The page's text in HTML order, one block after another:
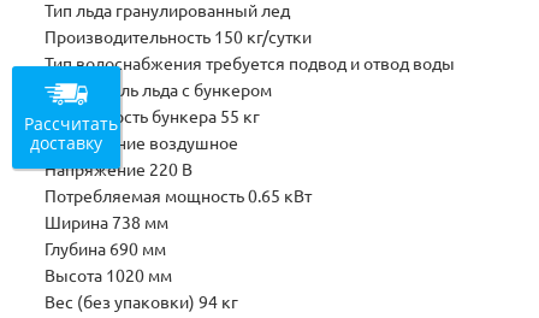
Тип льда гранулированный лед
Производительность 150 кг/сутки
Тип водоснабжения требуется подвод и отвод воды
Накопитель льда с бункером
Вместимость бункера 55 кг
Охлаждение воздушное
Напряжение 220 В
Потребляемая мощность 0.65 кВт
Ширина 738 мм
Глубина 690 мм
Высота 1020 мм
Вес (без упаковки) 94 кг
Рассчитать
доставку